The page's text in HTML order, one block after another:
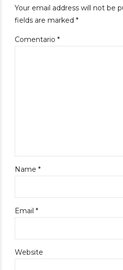
Your email address will not be
fields are marked *
Comentario *
Name *
Email *
Website